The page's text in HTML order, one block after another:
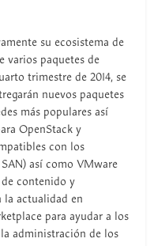
su ecosistema de
varios paquetes de
trimestre de 2014, se
nuevos paquetes
más populares así
OpenStack y
con los
así como VMware
contenido y
la actualidad en
para ayudar a los
administración de los